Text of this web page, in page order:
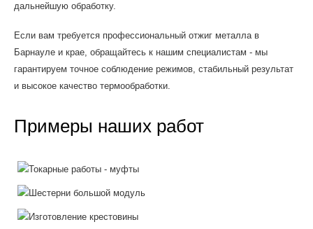
дальнейшую обработку.
Если вам требуется профессиональный отжиг металла в
Барнауле и крае, обращайтесь к нашим специалистам - мы
гарантируем точное соблюдение режимов, стабильный результат
и высокое качество термообработки.
Примеры наших работ